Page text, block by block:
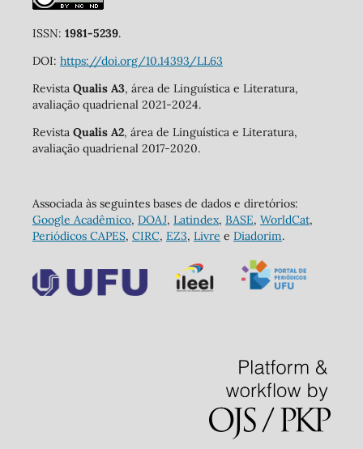
ISSN: 1981-5239.
DOI: https://doi.org/10.14393/LL63
Revista Qualis A3, área de Linguística e Literatura,
avaliação quadrienal 2021-2024.
Revista Qualis A2, área de Linguística e Literatura,
avaliação quadrienal 2017-2020.
Associada às seguintes bases de dados e diretórios:
Google Acadêmico, DOAJ, Latindex, BASE, WorldCat,
Periódicos CAPES, CIRC, EZ3, Livre e Diadorim.